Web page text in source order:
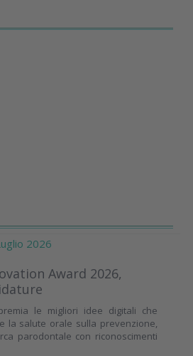
2026
Award 2026,
premia le migliori idee digitali che
la salute orale sulla prevenzione,
parodontale con riconoscimenti